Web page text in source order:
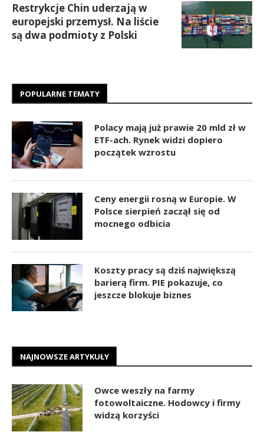
Restrykcje Chin uderzają w
europejski przemysł. Na liście
są dwa podmioty z Polski
POPULARNE TEMATY
Polacy mają już prawie 20 mld zł w
ETF-ach. Rynek widzi dopiero
początek wzrostu
Ceny energii rosną w Europie. W
Polsce sierpień zaczął się od
mocnego odbicia
Koszty pracy są dziś największą
barierą firm. PIE pokazuje, co
jeszcze blokuje biznes
NAJNOWSZE ARTYKUŁY
Owce weszły na farmy
fotowoltaiczne. Hodowcy i firmy
widzą korzyści